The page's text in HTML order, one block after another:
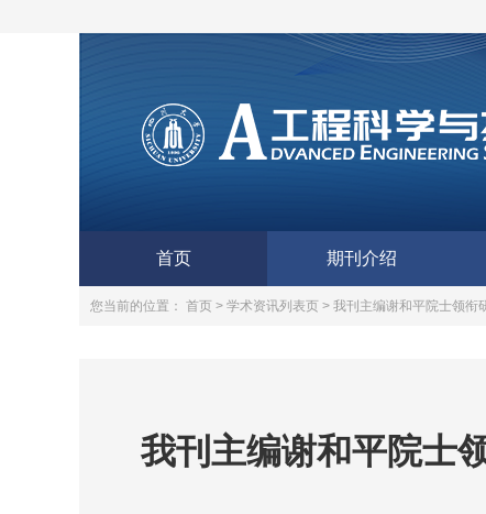
首页 期刊介绍
您当前的位置： 首页 > 学术资讯列表页 > 我刊主编谢和平院士领衔
我刊主编谢和平院士